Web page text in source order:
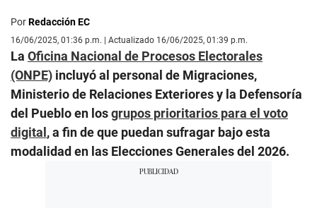
PorRedacción EC
16/06/2025, 01:36 p.m. | Actualizado 16/06/2025, 01:39 p.m.
La Oficina Nacional de Procesos Electorales
(ONPE) incluyó al personal de Migraciones,
Ministerio de Relaciones Exteriores y la Defensoría
del Pueblo en losgrupos prioritarios para el voto
digital , a fin de que puedan sufragar bajo esta
modalidad en las Elecciones Generales del 2026.